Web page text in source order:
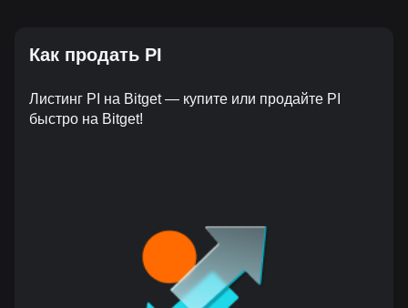
Как продать PI
Листинг PI на Bitget — купите или продайте PI
быстро на Bitget!